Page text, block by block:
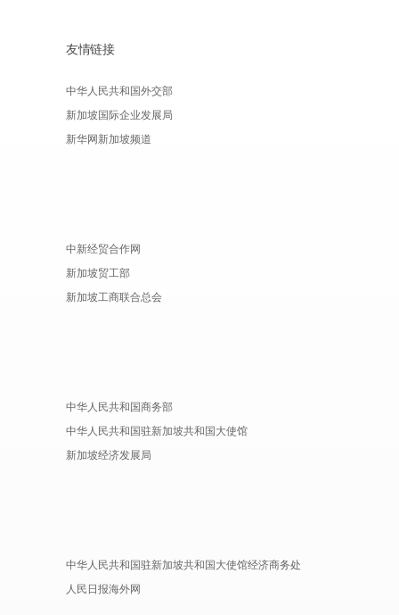
友情链接
中华人民共和国外交部
新加坡国际企业发展局
新华网新加坡频道
中新经贸合作网
新加坡贸工部
新加坡工商联合总会
中华人民共和国商务部
中华人民共和国驻新加坡共和国大使馆
新加坡经济发展局
中华人民共和国驻新加坡共和国大使馆经济商务处
人民日报海外网